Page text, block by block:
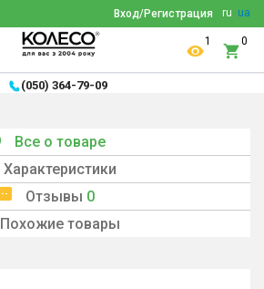
ru ua
Вход/Регистрация
1 0
(050) 364-79-09
Все о товаре
Характеристики
Отзывы 0
Похожие товары